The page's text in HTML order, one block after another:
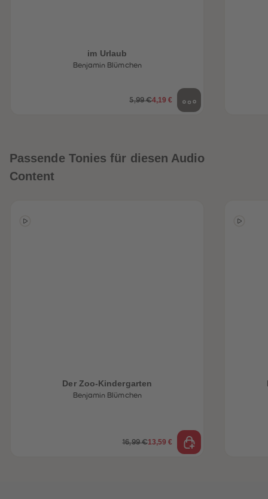
im Urlaub
Benjamin Blümchen
5,99 €4,19 €
Passende Tonies für diesen Audio
Content
Der Zoo-Kindergarten
Benjamin Blümchen
16,99 €13,59 €